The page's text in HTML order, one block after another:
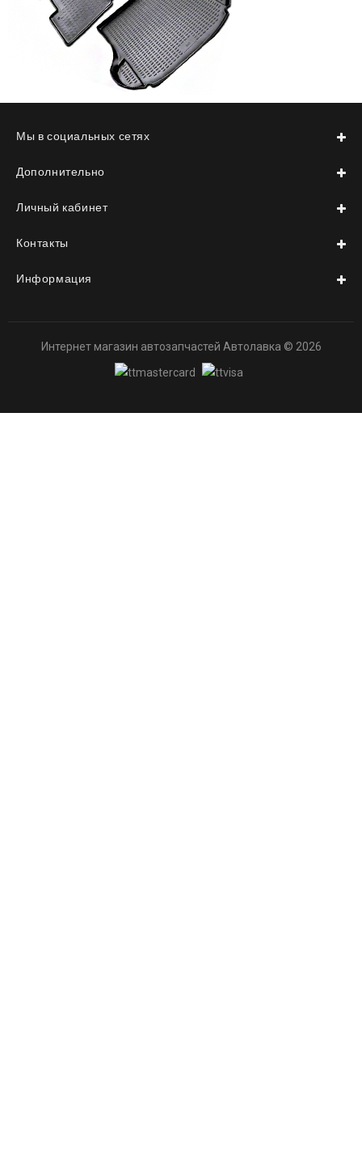
Мы в социальных сетях
Дополнительно
Личный кабинет
Контакты
Информация
Интернет магазин автозапчастей Автолавка © 2026